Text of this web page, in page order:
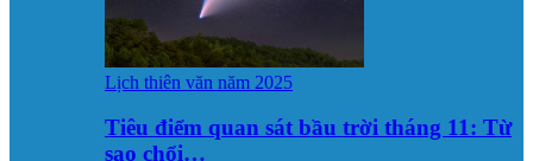
Lịch thiên văn năm 2025
Tiêu điểm quan sát bầu trời tháng 11: Từ
sao chổi…